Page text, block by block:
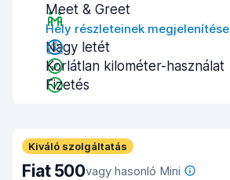
Meet & Greet
Hely részleteinek megjelenítése
Nagy letét
Korlátlan kilométer-használat
Fizetés
Kiváló szolgáltatás
Fiat 500vagy hasonló Mini